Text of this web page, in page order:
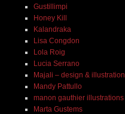
Gustillimpi
Honey Kill
Kalandraka
Lisa Congdon
Lola Roig
Lucia Serrano
Majali – design & illustration
Mandy Pattullo
manon gauthier illustrations
Marta Gustems